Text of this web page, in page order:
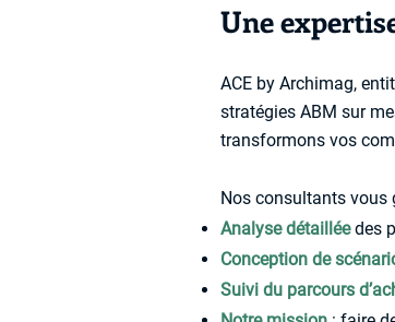
Une
ACE by Archimag,
stratégies ABM sur
transformons vos
Nos consultants vous
Analyse détailléedes
Conception de
Suivi du parcours